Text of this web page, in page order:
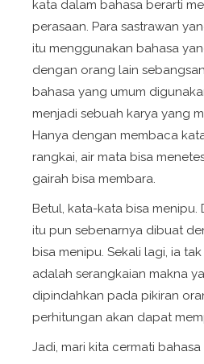
kata dalam bahasa berarti
perasaan. Para sastrawan
itu menggunakan bahasa
dengan orang lain
bahasa yang umum
menjadi sebuah karya yang
Hanya dengan membaca
rangkai, air mata bisa
gairah bisa membara.
Betul, kata-kata bisa
itu pun sebenarnya dibuat
bisa menipu. Sekali lagi, ia
adalah serangkaian makna
dipindahkan pada pikiran
perhitungan akan dapat
Jadi, mari kita cermati